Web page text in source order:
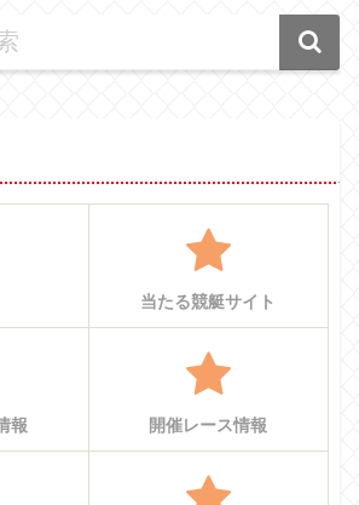
当たる競艇サイト
報 開催レース情報